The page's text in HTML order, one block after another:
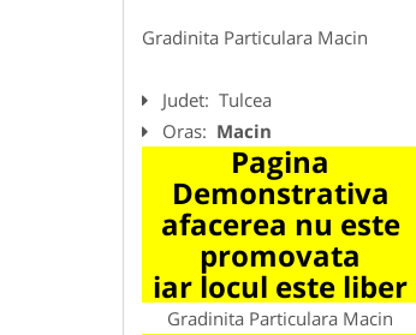
Gradinita Particulara Macin
Judet: Tulcea
Oras: Macin
Pagina
Demonstrativa
afacerea nu este
promovata
iar locul este liber
Gradinita Particulara Macin